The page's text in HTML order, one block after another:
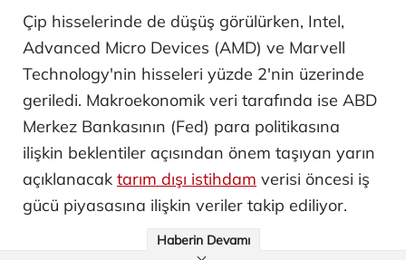
Çip hisselerinde de düşüş görülürken, Intel,
Advanced Micro Devices (AMD) ve Marvell
Technology'nin hisseleri yüzde 2'nin üzerinde
geriledi. Makroekonomik veri tarafında ise ABD
Merkez Bankasının (Fed) para politikasına
ilişkin beklentiler açısından önem taşıyan yarın
açıklanacak tarım dışı istihdam verisi öncesi iş
gücü piyasasına ilişkin veriler takip ediliyor.
Haberin Devamı